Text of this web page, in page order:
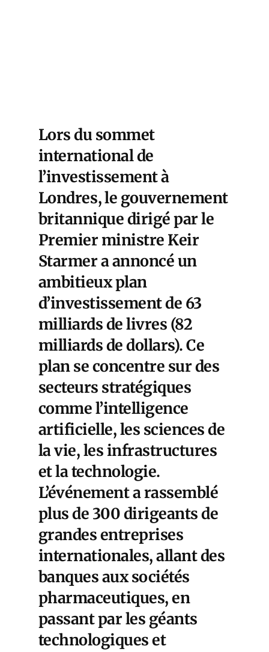
Lors du sommet
international de
l’investissement à
Londres, le gouvernement
britannique dirigé par le
Premier ministre Keir
Starmer a annoncé un
ambitieux plan
d’investissement de 63
milliards de livres (82
milliards de dollars). Ce
plan se concentre sur des
secteurs stratégiques
comme l’intelligence
artificielle, les sciences de
la vie, les infrastructures
et la technologie.
L’événement a rassemblé
plus de 300 dirigeants de
grandes entreprises
internationales, allant des
banques aux sociétés
pharmaceutiques, en
passant par les géants
technologiques et